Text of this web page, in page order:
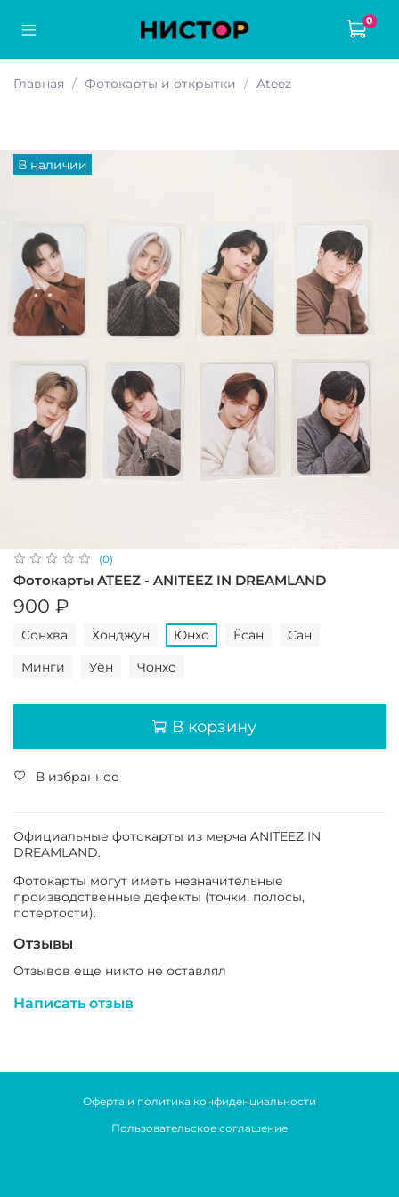
0
Главная Фотокарты и открытки Ateez
В наличии
(0)
Фотокарты ATEEZ - ANITEEZ IN DREAMLAND
900 ₽
Сонхва Хонджун Юнхо Ёсан Сан
Минги Уён Чонхо
В корзину
В избранное
Официальные фотокарты из мерча ANITEEZ IN
DREAMLAND.
Фотокарты могут иметь незначительные
производственные дефекты (точки, полосы,
потертости).
Отзывы
Отзывов еще никто не оставлял
Написать отзыв
Оферта и политика конфиденциальности
Пользовательское соглашение